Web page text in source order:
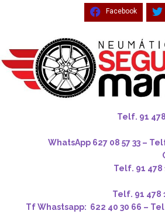
Facebook
Telf. 91 478 14
WhatsApp 627 08 57 33 –
Telf. 91 478 14 19
Telf. 91 478 14 19
Tf Whastsapp: 622 40 30 66 –